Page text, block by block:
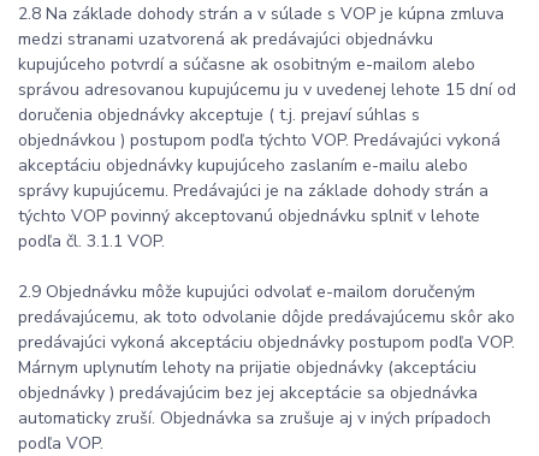
2.8 Na základe dohody strán a v súlade s VOP je kúpna zmluva
medzi stranami uzatvorená ak predávajúci objednávku
kupujúceho potvrdí a súčasne ak osobitným e-mailom alebo
správou adresovanou kupujúcemu ju v uvedenej lehote 15 dní od
doručenia objednávky akceptuje ( t.j. prejaví súhlas s
objednávkou ) postupom podľa týchto VOP. Predávajúci vykoná
akceptáciu objednávky kupujúceho zaslaním e-mailu alebo
správy kupujúcemu. Predávajúci je na základe dohody strán a
týchto VOP povinný akceptovanú objednávku splniť v lehote
podľa čl. 3.1.1 VOP.
2.9 Objednávku môže kupujúci odvolať e-mailom doručeným
predávajúcemu, ak toto odvolanie dôjde predávajúcemu skôr ako
predávajúci vykoná akceptáciu objednávky postupom podľa VOP.
Márnym uplynutím lehoty na prijatie objednávky (akceptáciu
objednávky ) predávajúcim bez jej akceptácie sa objednávka
automaticky zruší. Objednávka sa zrušuje aj v iných prípadoch
podľa VOP.